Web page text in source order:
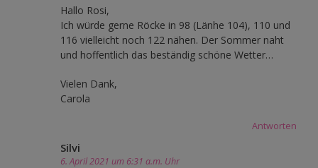
Hallo Rosi,
Ich würde gerne Röcke in 98 (Länhe 104), 110 und
116 vielleicht noch 122 nähen. Der Sommer naht
und hoffentlich das beständig schöne Wetter…
Vielen Dank,
Carola
Antworten
Silvi
6. April 2021 um 6:31 a.m. Uhr